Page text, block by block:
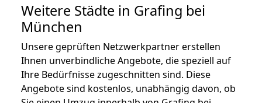
Weitere Städte in Grafing bei
München
Unsere geprüften Netzwerkpartner erstellen
Ihnen unverbindliche Angebote, die speziell auf
Ihre Bedürfnisse zugeschnitten sind. Diese
Angebote sind kostenlos, unabhängig davon, ob